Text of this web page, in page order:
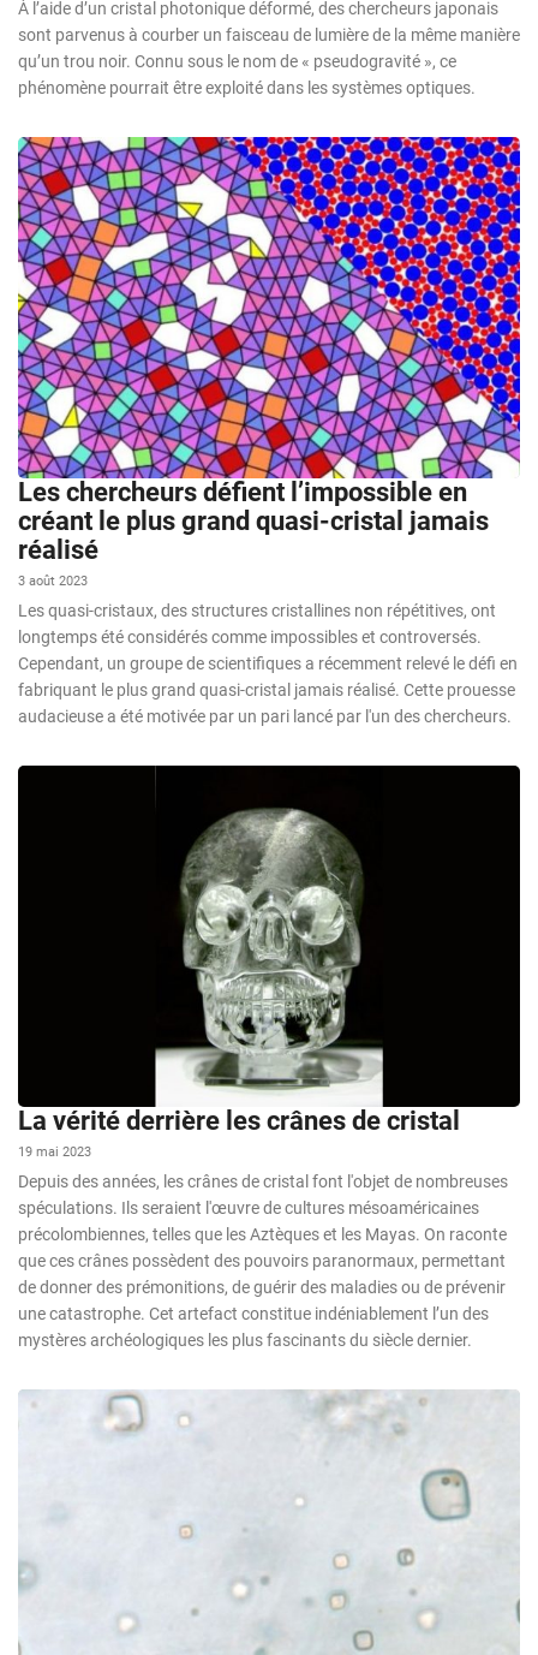
À l’aide d’un cristal photonique déformé, des chercheurs japonais
sont parvenus à courber un faisceau de lumière de la même manière
qu’un trou noir. Connu sous le nom de « pseudogravité », ce
phénomène pourrait être exploité dans les systèmes optiques.
Les chercheurs défient l’impossible en
créant le plus grand quasi-cristal jamais
réalisé
3 août 2023
Les quasi-cristaux, des structures cristallines non répétitives, ont
longtemps été considérés comme impossibles et controversés.
Cependant, un groupe de scientifiques a récemment relevé le défi en
fabriquant le plus grand quasi-cristal jamais réalisé. Cette prouesse
audacieuse a été motivée par un pari lancé par l'un des chercheurs.
La vérité derrière les crânes de cristal
19 mai 2023
Depuis des années, les crânes de cristal font l'objet de nombreuses
spéculations. Ils seraient l'œuvre de cultures mésoaméricaines
précolombiennes, telles que les Aztèques et les Mayas. On raconte
que ces crânes possèdent des pouvoirs paranormaux, permettant
de donner des prémonitions, de guérir des maladies ou de prévenir
une catastrophe. Cet artefact constitue indéniablement l’un des
mystères archéologiques les plus fascinants du siècle dernier.